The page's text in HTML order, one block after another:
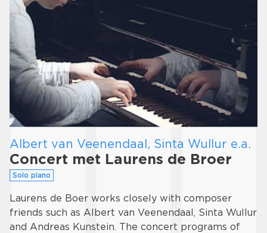
Albert van Veenendaal, Sinta Wullur e.a.
Concert met Laurens de Broer
Solo piano
Laurens de Boer works closely with composer
friends such as Albert van Veenendaal, Sinta Wullur
and Andreas Kunstein. The concert programs of